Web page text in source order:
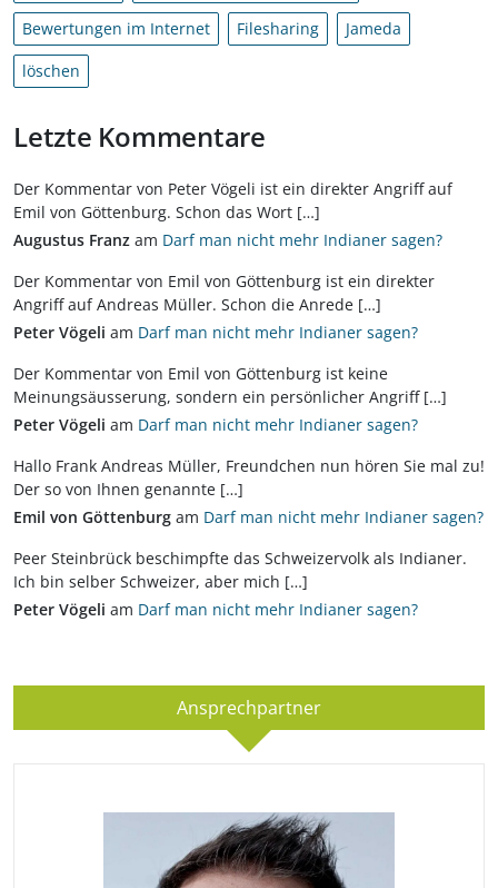
Bewertungen im Internet Filesharing
Jameda
löschen
Letzte Kommentare
Der Kommentar von Peter Vögeli ist ein direkter Angriff auf
Emil von Göttenburg. Schon das Wort […]
Augustus Franz am Darf man nicht mehr Indianer sagen?
Der Kommentar von Emil von Göttenburg ist ein direkter
Angriff auf Andreas Müller. Schon die Anrede […]
Peter Vögeli am Darf man nicht mehr Indianer sagen?
Der Kommentar von Emil von Göttenburg ist keine
Meinungsäusserung, sondern ein persönlicher Angriff […]
Peter Vögeli am Darf man nicht mehr Indianer sagen?
Hallo Frank Andreas Müller, Freundchen nun hören Sie mal zu!
Der so von Ihnen genannte […]
Emil von Göttenburg am Darf man nicht mehr Indianer sagen?
Peer Steinbrück beschimpfte das Schweizervolk als Indianer.
Ich bin selber Schweizer, aber mich […]
Peter Vögeli am Darf man nicht mehr Indianer sagen?
Ansprechpartner